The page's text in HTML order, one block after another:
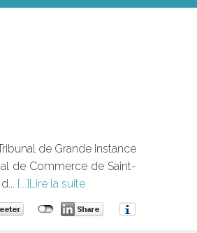
de Grande Instance
de Commerce de Saint-
Lire la suite